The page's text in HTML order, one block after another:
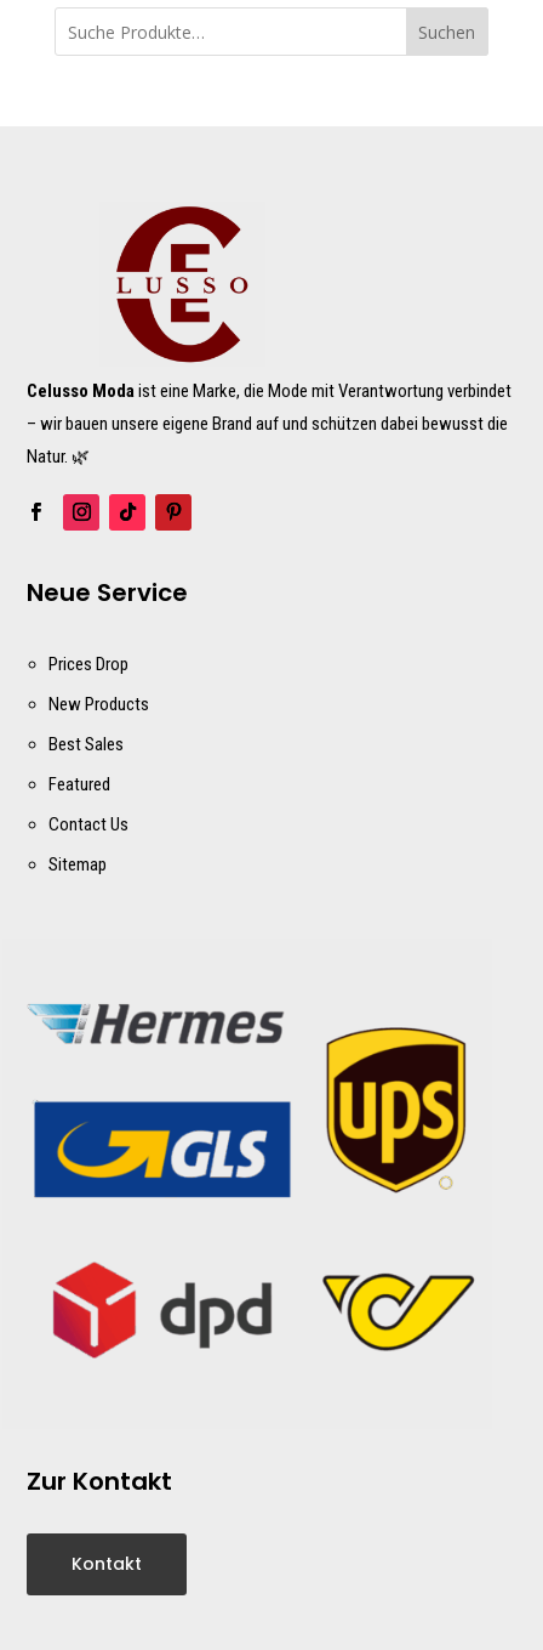
war:
€ 90,00
ist:
€ 60,00.
Suchen
Celusso Modaist eine Marke, die Mode mit Verantwortung verbindet
– wir bauen unsere eigene Brand auf und schützen dabei bewusst die
Natur. 🌿
Neue Service
Prices Drop
New Products
Best Sales
Featured
Contact Us
Sitemap
Zur Kontakt
Kontakt